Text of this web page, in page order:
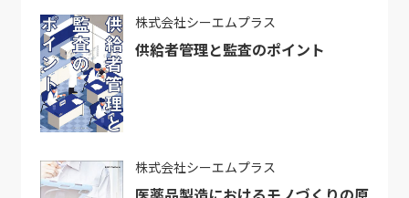
株式会社シーエムプラス
供給者管理と監査のポイント
株式会社シーエムプラス